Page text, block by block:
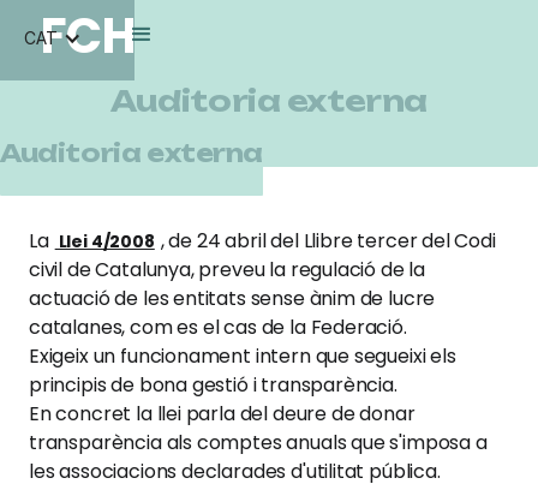
FCH
CAT
Auditoria externa
Auditoria externa
La Llei 4/2008 , de 24 abril del Llibre tercer del Codi
civil de Catalunya, preveu la regulació de la
actuació de les entitats sense ànim de lucre
catalanes, com es el cas de la Federació.
Exigeix un funcionament intern que segueixi els
principis de bona gestió i transparència.
En concret la llei parla del deure de donar
transparència als comptes anuals que s'imposa a
les associacions declarades d'utilitat pública.